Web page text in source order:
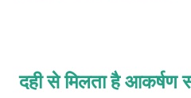
दही से मिलता है आकर्षण